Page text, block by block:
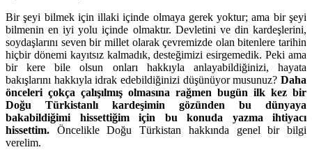
Bir şeyi bilmek için illaki içinde olmaya gerek yoktur; ama bir şeyi
bilmenin en iyi yolu içinde olmaktır. Devletini ve din kardeşlerini,
soydaşlarını seven bir millet olarak çevremizde olan bitenlere tarihin
hiçbir dönemi kayıtsız kalmadık, desteğimizi esirgemedik. Peki ama
bir kere bile olsun onları hakkıyla anlayabildiğinizi, hayata
bakışlarını hakkıyla idrak edebildiğinizi düşünüyor musunuz? Daha
önceleri çokça çalışılmış olmasına rağmen bugün ilk kez bir
Doğu Türkistanlı kardeşimin gözünden bu dünyaya
bakabildiğimi hissettiğim için bu konuda yazma ihtiyacı
hissettim. Öncelikle Doğu Türkistan hakkında genel bir bilgi
verelim.